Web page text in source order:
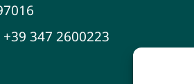
347 2600223